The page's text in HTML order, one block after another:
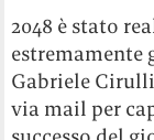
2048 è stato
estremamente
Gabriele
via mail per